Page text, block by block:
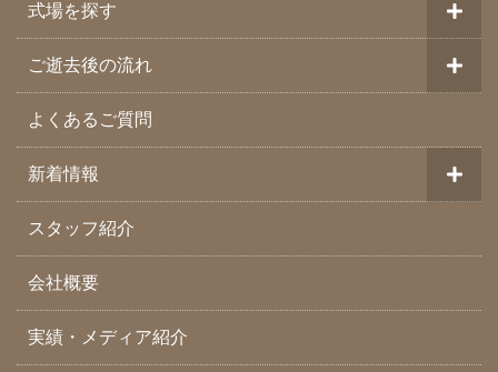
式場を探す
ご逝去後の流れ
よくあるご質問
新着情報
スタッフ紹介
会社概要
実績・メディア紹介